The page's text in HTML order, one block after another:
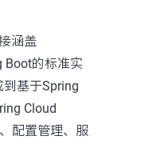
涵盖
Boot的标准实
基于Spring
Cloud
配置管理、服